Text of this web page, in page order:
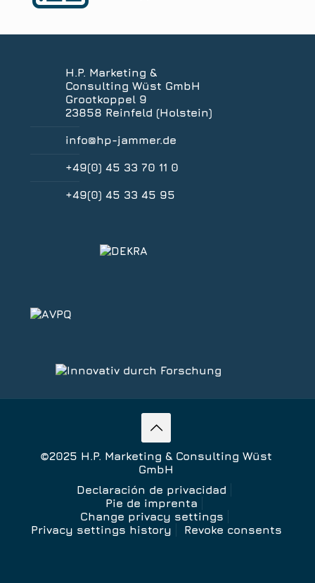
H.P. Marketing &
Consulting Wüst GmbH
Grootkoppel 9
23858 Reinfeld (Holstein)
info@hp-jammer.de
+49(0) 45 33 70 11 0
+49(0) 45 33 45 95
©2025 H.P. Marketing & Consulting Wüst
GmbH
Declaración de privacidad
Pie de imprenta
Change privacy settings
Privacy settings history
Revoke consents